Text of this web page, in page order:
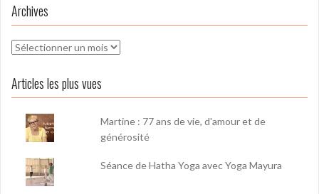
Archives
Archives
Articles les plus vues
Martine : 77 ans de vie, d'amour et de
générosité
Séance de Hatha Yoga avec Yoga Mayura